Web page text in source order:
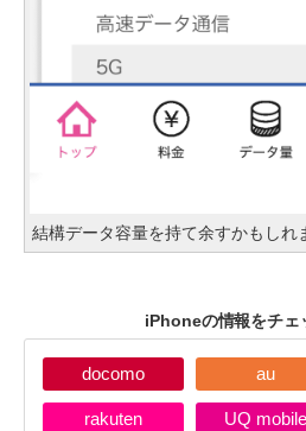
結構データ容量を持て余すかもしれ
iPhoneの情報をチェ
docomo au
rakuten UQ mobile